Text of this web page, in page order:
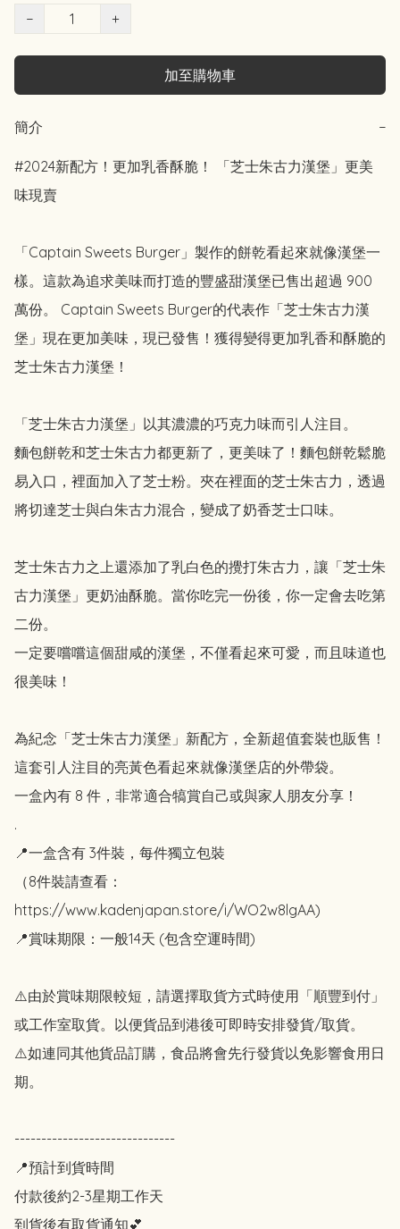
−
+
加至購物車
簡介 −
#2024新配方！更加乳香酥脆！ 「芝士朱古力漢堡」更美
味現賣
「Captain Sweets Burger」製作的餅乾看起來就像漢堡一
樣。這款為追求美味而打造的豐盛甜漢堡已售出超過 900
萬份。 Captain Sweets Burger的代表作「芝士朱古力漢
堡」現在更加美味，現已發售！獲得變得更加乳香和酥脆的
芝士朱古力漢堡！
「芝士朱古力漢堡」以其濃濃的巧克力味而引人注目。
麵包餅乾和芝士朱古力都更新了，更美味了！麵包餅乾鬆脆
易入口，裡面加入了芝士粉。夾在裡面的芝士朱古力，透過
將切達芝士與白朱古力混合，變成了奶香芝士口味。
芝士朱古力之上還添加了乳白色的攪打朱古力，讓「芝士朱
古力漢堡」更奶油酥脆。當你吃完一份後，你一定會去吃第
二份。
一定要嚐嚐這個甜咸的漢堡，不僅看起來可愛，而且味道也
很美味！
為紀念「芝士朱古力漢堡」新配方，全新超值套裝也販售！
這套引人注目的亮黃色看起來就像漢堡店的外帶袋。
一盒內有 8 件，非常適合犒賞自己或與家人朋友分享！
.
📍一盒含有 3件裝，每件獨立包裝
（8件裝請查看：
https://www.kadenjapan.store/i/WO2w8lgAA)
📍賞味期限：一般14天 (包含空運時間)
⚠️由於賞味期限較短，請選擇取貨方式時使用「順豐到付」
或工作室取貨。以便貨品到港後可即時安排發貨/取貨。
⚠️如連同其他貨品訂購，食品將會先行發貨以免影響食用日
期。
------------------------------
📍預計到貨時間
付款後約2-3星期工作天
到貨後有取貨通知💕